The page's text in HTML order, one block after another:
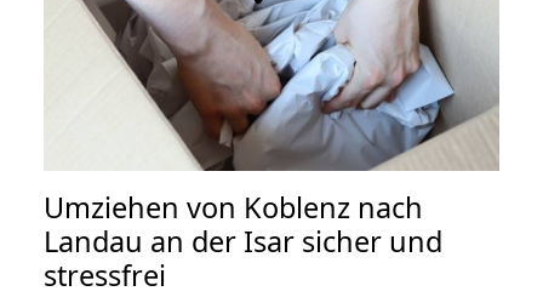
Umziehen von Koblenz nach
Landau an der Isar sicher und
stressfrei